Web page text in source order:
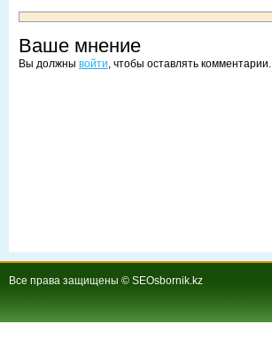
Ваше мнение
Вы должны войти, чтобы оставлять комментарии.
Все права защищены © SEOsbornik.kz